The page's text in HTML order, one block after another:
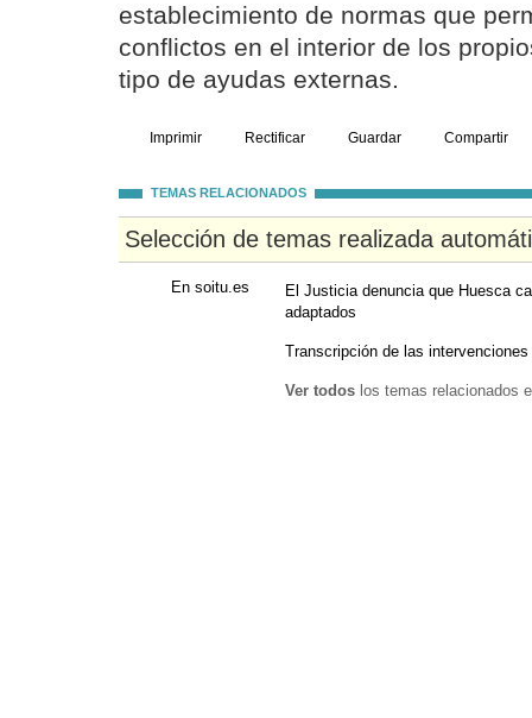
establecimiento de normas que
conflictos en el interior de los
tipo de ayudas externas.
Imprimir Rectificar Guardar Compartir
TEMAS RELACIONADOS
Selección de temas realizada
En soitu.es
El Justicia denuncia que Huesca
adaptados
Transcripción de las
Ver todos los temas relacionados